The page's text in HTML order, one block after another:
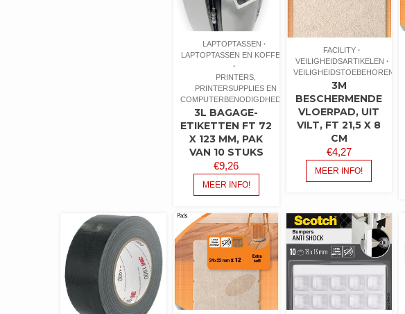
LAPTOPTASSEN
LAPTOPTASSEN EN KOFFERS
PRINTERS,
PRINTERSUPPLIES EN
COMPUTERBENODIGDHEDEN
3L BAGAGE-
ETIKETTEN FT 72
X 123 MM, PAK
VAN 10 STUKS
€9,26
MEER INFO!
FACILITY
VEILIGHEIDSARTIKELEN
VEILIGHEIDSTOEBEHOREN
3M
BESCHERMENDE
VLOERPAD, UIT
VILT, FT 21,5 X 8
CM
€4,27
MEER INFO!